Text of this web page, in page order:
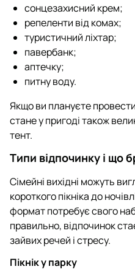
сонцезахисний крем;
репеленти від комах;
туристичний ліхтар;
павербанк;
аптечку;
питну воду.
Якщо ви плануєте
стане у пригоді також
тент.
Типи відпочинку і що
Сімейні вихідні можуть
короткого пікніка до
формат потребує свого
правильно, відпочинок
зайвих речей і стресу.
Пікнік у парку